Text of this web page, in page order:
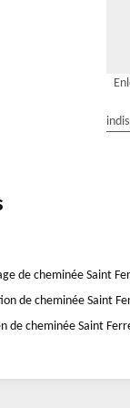
de cheminée Saint
de cheminée Saint
de cheminée Saint